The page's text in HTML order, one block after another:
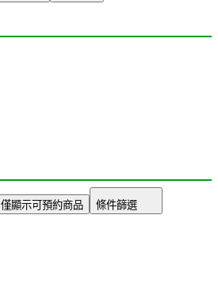
僅顯示可預約商品 條件篩選